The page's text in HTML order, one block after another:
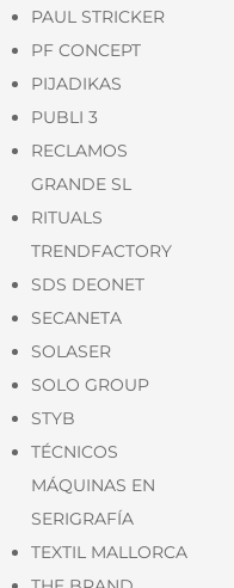
PAUL STRICKER
PF CONCEPT
PIJADIKAS
PUBLI 3
RECLAMOS
GRANDE SL
RITUALS
TRENDFACTORY
SDS DEONET
SECANETA
SOLASER
SOLO GROUP
STYB
TÉCNICOS
MÁQUINAS EN
SERIGRAFÍA
TEXTIL MALLORCA